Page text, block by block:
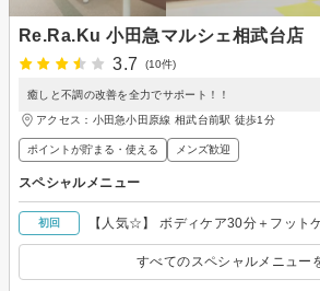
Re.Ra.Ku 小田急マルシェ相武台店
3.7
(10件)
癒しと不調の改善を全力でサポート！！
アクセス：小田急小田原線 相武台前駅 徒歩1分
ポイントが貯まる・使える メンズ歓迎
スペシャルメニュー
初回 【人気☆】 ボディケア30分＋フット
すべてのスペシャルメニュー